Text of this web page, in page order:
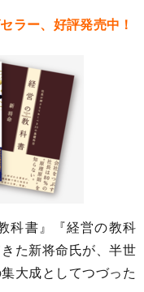
ラー、好評発売中！
科書』『経営の教科
た新将命氏が、半世
大成としてつづった